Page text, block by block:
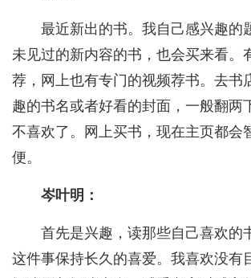
最近新出的书。我自己感兴趣的
未见过的新内容的书，也会买来看。
荐，网上也有专门的视频荐书。去书
趣的书名或者好看的封面，一般翻两
不喜欢了。网上买书，现在主页都会
便。
岑叶明：
首先是兴趣，读那些自己喜欢的
这件事保持长久的喜爱。我喜欢没有